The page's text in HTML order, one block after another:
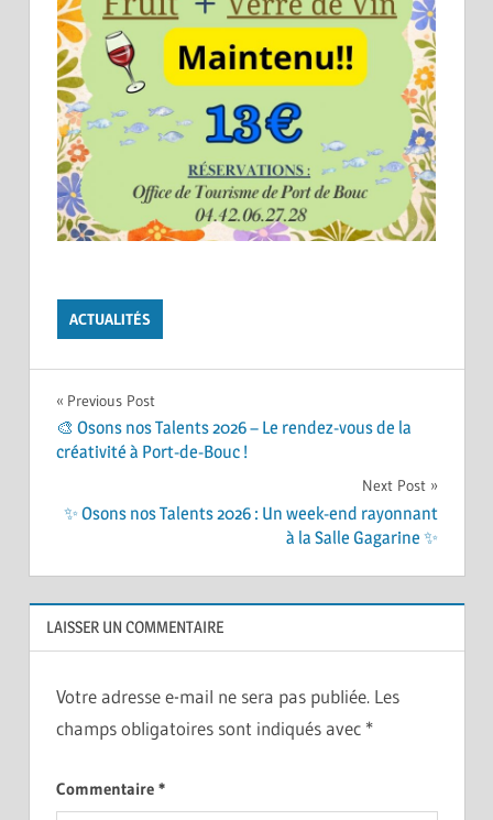
ACTUALITÉS
Navigation
de
Previous Post
🎨 Osons nos Talents 2026 – Le rendez-vous de la
créativité à Port-de-Bouc !
Next Post
✨ Osons nos Talents 2026 : Un week-end rayonnant
à la Salle Gagarine ✨
LAISSER UN COMMENTAIRE
Votre adresse e-mail ne sera pas publiée. Les
champs obligatoires sont indiqués avec *
Commentaire *